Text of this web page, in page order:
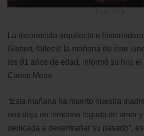
La reconocida arquitecta e
Gisbert, falleció la mañana de este
los 91 años de edad, informó su hijo
Carlos Mesa.
“Esta mañana ha muerto nuestra
nos deja un inmenso legado de amor
dedicada a desentrañar su pasado”,